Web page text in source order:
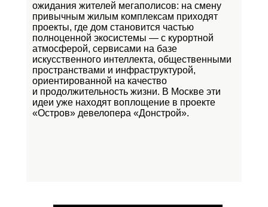
ожидания жителей мегаполисов: на смену
привычным жилым комплексам приходят
проекты, где дом становится частью
полноценной экосистемы — с курортной
атмосферой, сервисами на базе
искусственного интеллекта, общественными
пространствами и инфраструктурой,
ориентированной на качество
и продолжительность жизни. В Москве эти
идеи уже находят воплощение в проекте
«Остров» девелопера «Донстрой».